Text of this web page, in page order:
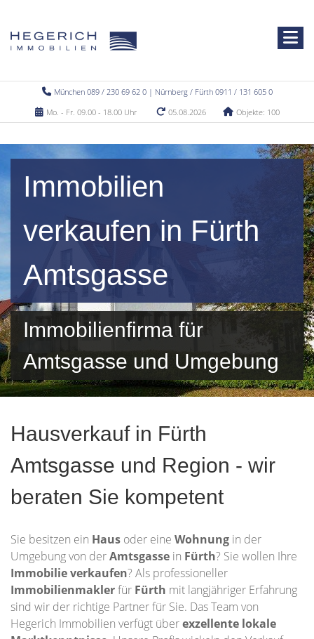
München 089 / 230 69 62 0 | Nürnberg / Fürth 0911 / 131 605 0
Mo. - Fr. 09.00 - 18.00 Uhr
05.08.2026 Objekte: 100
Immobilien
verkaufen in Fürth
Amtsgasse
Immobilienfirma für
Amtsgasse und Umgebung
Hausverkauf in Fürth
Amtsgasse und Region - wir
beraten Sie kompetent
Sie besitzen ein Haus oder eine Wohnung in der
Umgebung von derAmtsgasse in Fürth? Sie wollen Ihre
Immobilieverkaufen? Als professioneller
Immobilienmaklerfür Fürth mit langjähriger Erfahrung
sind wir der richtige Partner für Sie. Das Team von
Hegerich Immobilien verfügt überexzellente lokale